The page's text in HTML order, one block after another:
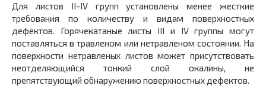
Для листов II-IV групп установлены менее жесткие
требования по количеству и видам поверхностных
дефектов. Горячекатаные листы III и IV группы могут
поставляться в травленом или нетравленом состоянии. На
поверхности нетравленых листов может присутствовать
неотделяющийся тонкий слой окалины, не
препятствующий обнаружению поверхностных дефектов.